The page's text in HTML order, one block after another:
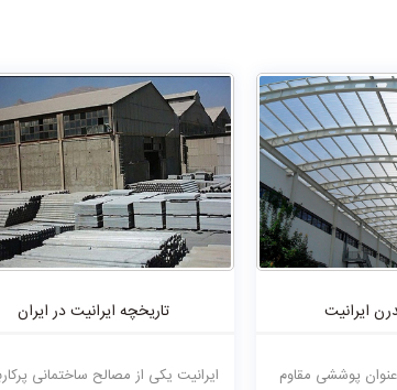
ایرانیت
عنوان پوششی مقاوم
تاریخچه ایرانیت در ایران
ایرانیت یکی از مصالح ساختمانی